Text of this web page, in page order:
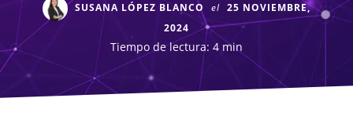
SUSANA LÓPEZ BLANCO el 25 NOVIEMBRE,
2024
Tiempo de lectura: 4 min